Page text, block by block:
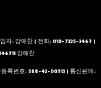
자: 강해찬 | 전화: 010-7225-3467 |
강해찬
등록번호: 588-42-00913 | 통신판매: